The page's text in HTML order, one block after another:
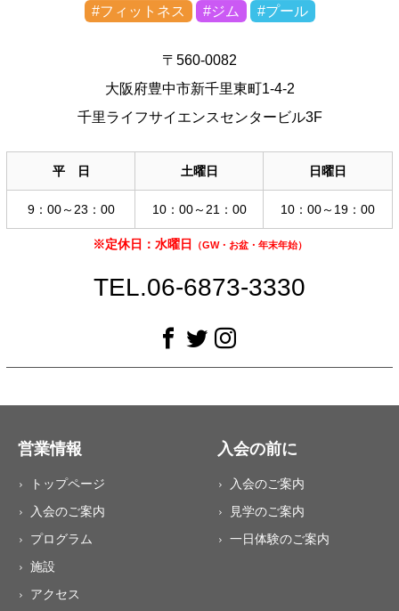
#フィットネス #ジム #プール
〒560-0082
大阪府豊中市新千里東町1-4-2
千里ライフサイエンスセンタービル3F
平 日 土曜日 日曜日
9：00～23：00 10：00～21：00 10：00～19：00
※定休日：水曜日 （GW・お盆・年末年始）
TEL.06-6873-3330
営業情報
トップページ
入会のご案内
プログラム
施設
アクセス
入会の前に
入会のご案内
見学のご案内
一日体験のご案内